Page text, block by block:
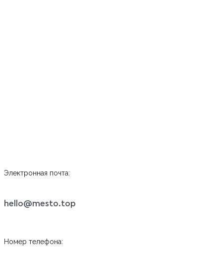
Электронная почта:
hello@mesto.top
Номер телефона: